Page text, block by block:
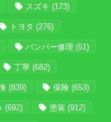
スズキ (173)
トヨタ (276)
バンパー修理 (61)
丁寧 (682)
(839) 保険 (653)
(692) 塗装 (912)